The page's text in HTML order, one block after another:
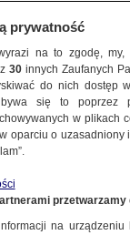
wielu
nie
prywatność
na to zgodę,
30 innych Zaufanych
do nich dostęp
się to poprzez
w plikach
oparciu o uzasadniony
przetwarzamy
na